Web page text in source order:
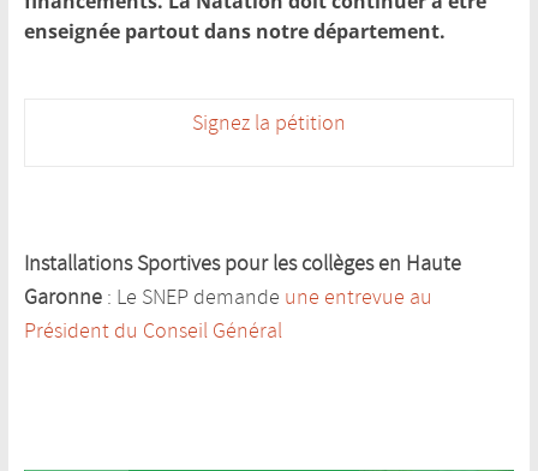
enseignée partout dans notre département.
Signez la pétition
Installations Sportives pour les collèges en Haute
Garonne: Le SNEP demande une entrevue au
Président du Conseil Général